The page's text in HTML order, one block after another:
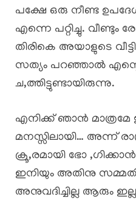
പക്ഷേ ഒരു നീണ്ട
എന്നെ പറ്റിച്ചു. വീണ്ടും
തിരികെ അയാളുടെ
സത്യം പറഞ്ഞാൽ
ച,ത്തിട്ടുണ്ടായിരുന്നു.
എനിക്ക് ഞാൻ മാത്രമേ
മനസ്സിലായി… അന്ന്
ക്രൂ,രമായി ഭോ
ഇനിയും അതിനു
അനുവദിച്ചില്ല ആരും